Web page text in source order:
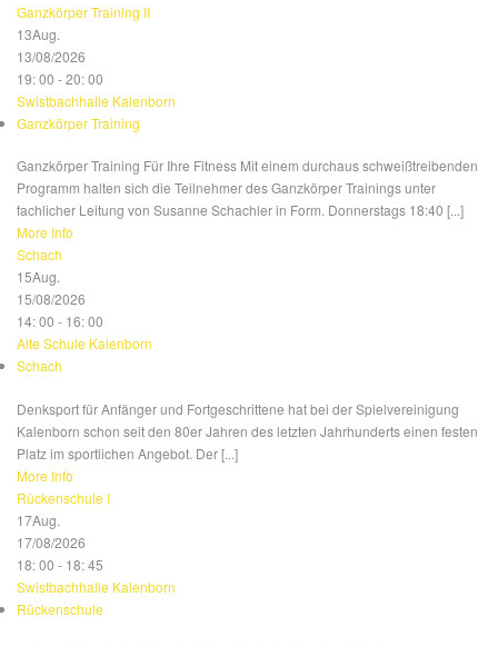
Ganzkörper Training II
13Aug.
13/08/2026
19: 00 - 20: 00
Swistbachhalle Kalenborn
Ganzkörper Training
Ganzkörper Training Für Ihre Fitness Mit einem durchaus schweißtreibenden
Programm halten sich die Teilnehmer des Ganzkörper Trainings unter
fachlicher Leitung von Susanne Schachler in Form. Donnerstags 18:40 [...]
More Info
Schach
15Aug.
15/08/2026
14: 00 - 16: 00
Alte Schule Kalenborn
Schach
Denksport für Anfänger und Fortgeschrittene hat bei der Spielvereinigung
Kalenborn schon seit den 80er Jahren des letzten Jahrhunderts einen festen
Platz im sportlichen Angebot. Der [...]
More Info
Rückenschule I
17Aug.
17/08/2026
18: 00 - 18: 45
Swistbachhalle Kalenborn
Rückenschule